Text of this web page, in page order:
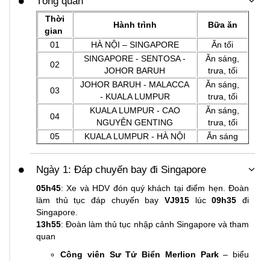
Thời
gian
Hành trình Bữa ăn
01 HÀ NỘI – SINGAPORE Ăn tối
02
SINGAPORE - SENTOSA -
JOHOR BARUH
Ăn sáng,
trưa, tối
03
JOHOR BARUH - MALACCA
- KUALA LUMPUR
Ăn sáng,
trưa, tối
04
KUALA LUMPUR - CAO
NGUYÊN GENTING
Ăn sáng,
trưa, tối
05
KUALA LUMPUR - HÀ NỘI Ăn sáng
Ngày 1: Đáp chuyến bay đi Singapore
05h45: Xe và HDV đón quý khách tại điểm hẹn. Đoàn
làm thủ tục đáp chuyến bay VJ915 lúc09h35 đi
Singapore.
13h55: Đoàn làm thủ tục nhập cảnh Singapore và tham
quan
Công viên Sư Tử Biển Merlion Park– biểu